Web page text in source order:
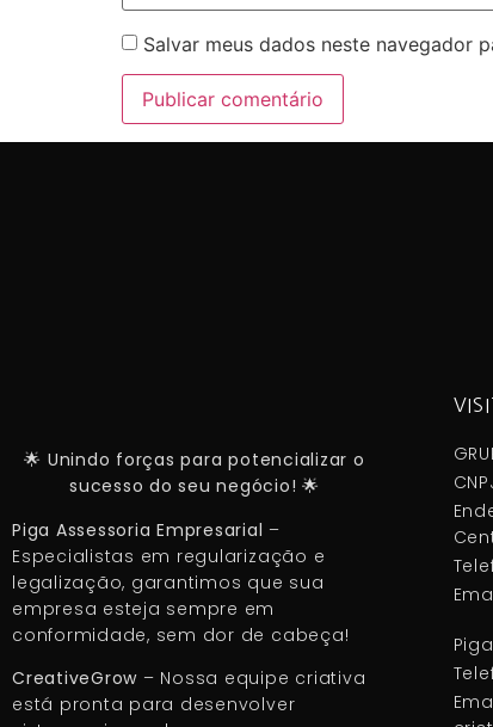
Salvar meus dados neste navegador
🌟 Unindo forças para potencializar o
sucesso do seu negócio! 🌟
Piga Assessoria Empresarial –
Especialistas em regularização e
legalização, garantimos que sua
empresa esteja sempre em
conformidade, sem dor de cabeça!
CreativeGrow – Nossa equipe criativa
está pronta para desenvolver